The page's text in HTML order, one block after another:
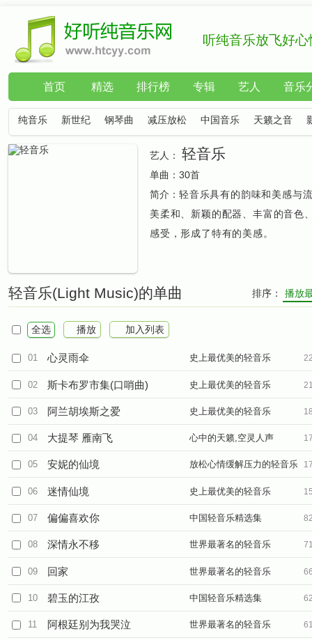
听纯音乐放飞好心
首页 精选 排行榜 专辑 艺人 音乐
纯音乐 新世纪 钢琴曲 减压放松 中国音乐 天籁之音
艺人： 轻音乐
单曲： 30首
简介： 轻音乐具有的韵味和美感与
美柔和、新颖的配器、丰富的音色
感受，形成了特有的美感。
轻音乐(Light Music)的单曲 排序： 播放
全选 播放 加入列表
01 心灵雨伞 史上最优美的轻音乐
02 斯卡布罗市集(口哨曲) 史上最优美的轻音乐
03 阿兰胡埃斯之爱 史上最优美的轻音乐
04 大提琴 雁南飞 心中的天籁,空灵人声
05 安妮的仙境 放松心情缓解压力的轻音乐
06 迷情仙境 史上最优美的轻音乐
07 偏偏喜欢你 中国轻音乐精选集
08 深情永不移 世界最著名的轻音乐
09 回家 世界最著名的轻音乐
10 碧玉的江孜 中国轻音乐精选集
11 阿根廷别为我哭泣 世界最著名的轻音乐